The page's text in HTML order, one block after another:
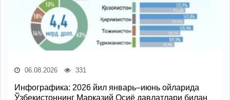
06.08.2026 331
Инфографика: 2026 йил январь–июнь ойларида
Ўзбекистоннинг Марказий Осиё давлатлари билан